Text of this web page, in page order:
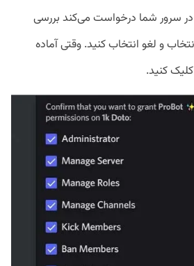
در سرور شما درخواست می‌کند بررسی
و لغو انتخاب کنید. وقتی آماده